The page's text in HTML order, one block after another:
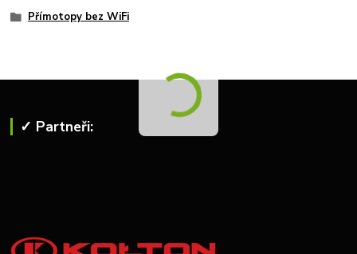
Přímotopy bez WiFi
✓ Partneři: